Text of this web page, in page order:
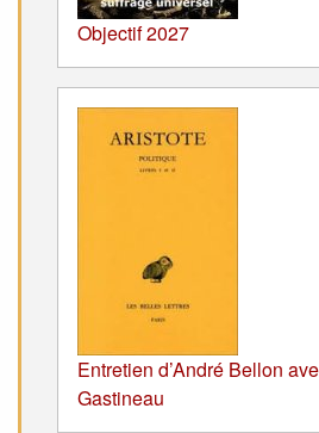
Objectif 2027
Entretien d’André Bellon
Gastineau